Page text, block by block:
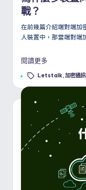
戰？
在前幾篇介紹端對端加
人裝置中，那當端對端
閱讀更多
Tags: Letstalk,加密通